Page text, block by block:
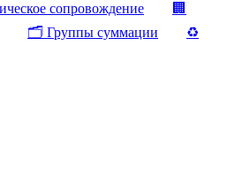
сопровождение
🏢
🗂️ Группы суммации
♻️